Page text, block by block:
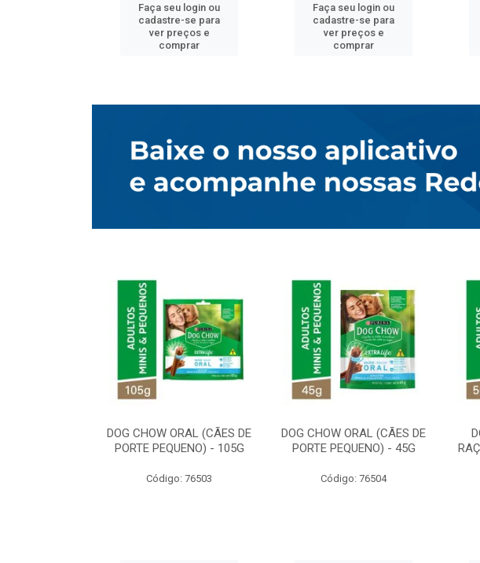
Faça seu login ou
cadastre-se para
ver preços e
comprar
Faça seu login ou
cadastre-se para
ver preços e
comprar
DOG CHOW ORAL (CÃES DE
PORTE PEQUENO) - 105G
Código: 76503
DOG CHOW ORAL (CÃES DE
PORTE PEQUENO) - 45G
Código: 76504